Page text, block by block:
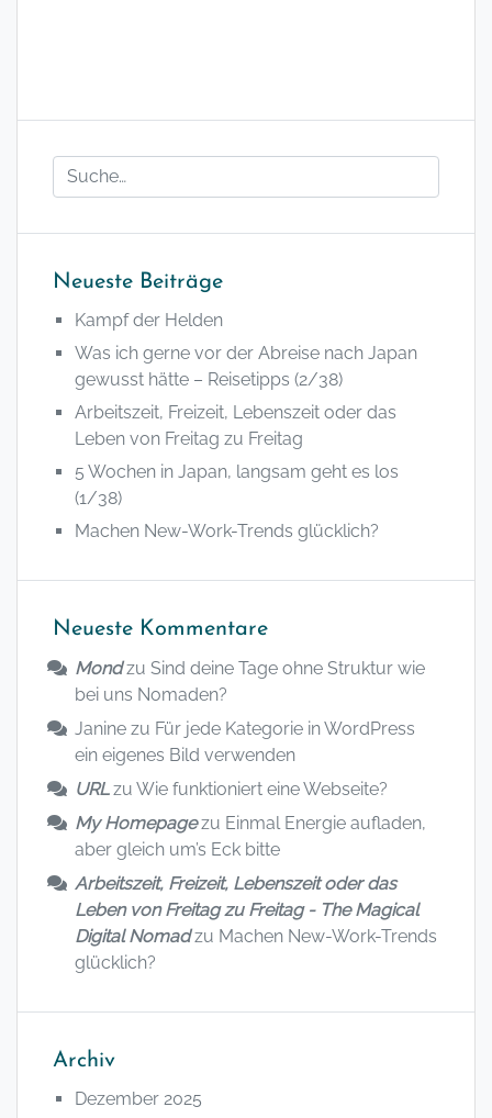
Neueste Beiträge
Kampf der Helden
Was ich gerne vor der Abreise nach Japan
gewusst hätte – Reisetipps (2/38)
Arbeitszeit, Freizeit, Lebenszeit oder das
Leben von Freitag zu Freitag
5 Wochen in Japan, langsam geht es los
(1/38)
Machen New-Work-Trends glücklich?
Neueste Kommentare
Mondzu Sind deine Tage ohne Struktur wie
bei uns Nomaden?
Janine zu Für jede Kategorie in WordPress
ein eigenes Bild verwenden
URLzu Wie funktioniert eine Webseite?
My Homepagezu Einmal Energie aufladen,
aber gleich um’s Eck bitte
Arbeitszeit, Freizeit, Lebenszeit oder das
Leben von Freitag zu Freitag - The Magical
Digital Nomadzu Machen New-Work-Trends
glücklich?
Archiv
Dezember 2025